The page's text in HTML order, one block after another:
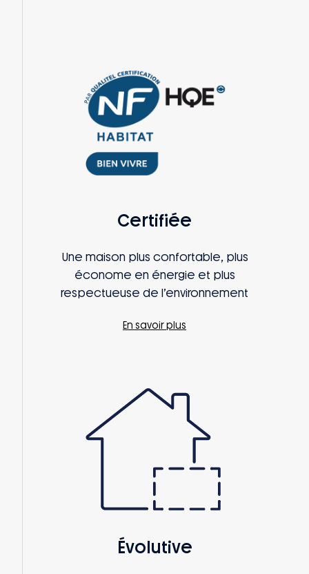
Certifiée
Une maison plus confortable, plus
économe en énergie et plus
respectueuse de l’environnement
En savoir plus
Évolutive